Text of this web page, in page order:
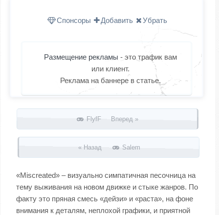
Спонсоры Добавить Убрать
Размещение рекламы - это трафик вам
или клиент.
Реклама на баннере в статье.
Запись навигация
FlyfF Вперед »
« Назад Salem
«Miscreated» – визуально симпатичная песочница на
тему выживания на новом движке и стыке жанров. По
факту это пряная смесь «дейзи» и «раста», на фоне
внимания к деталям, неплохой графики, и приятной